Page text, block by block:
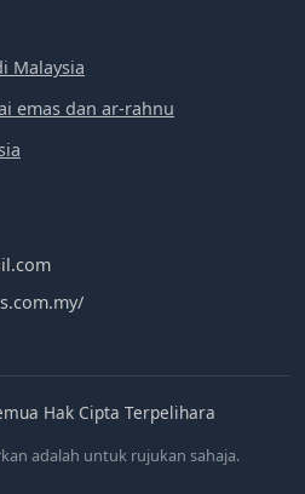
Malaysia
emas dan ar-rahnu
Hak Cipta Terpelihara
adalah untuk rujukan sahaja.